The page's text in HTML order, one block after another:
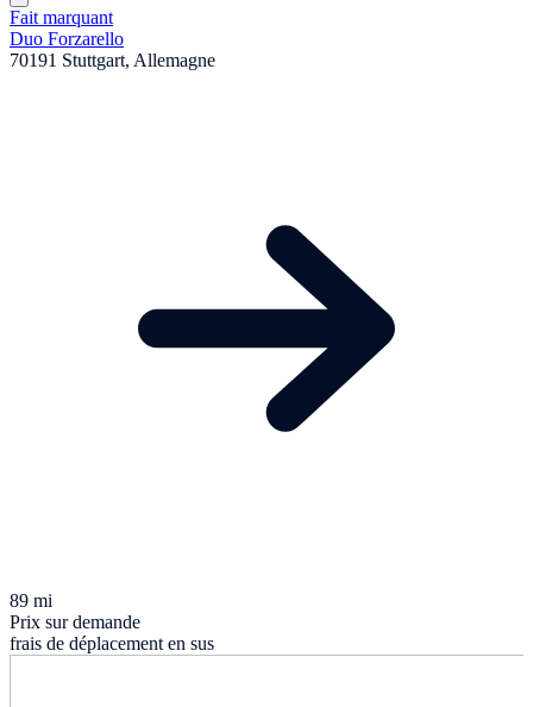
Fait marquant
Duo Forzarello
70191 Stuttgart, Allemagne
89 mi
Prix sur demande
frais de déplacement en sus